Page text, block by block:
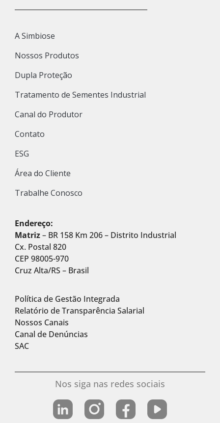
A Simbiose
Nossos Produtos
Dupla Proteção
Tratamento de Sementes Industrial
Canal do Produtor
Contato
ESG
Área do Cliente
Trabalhe Conosco
Endereço:
Matriz– BR 158 Km 206 – Distrito Industrial
Cx. Postal 820
CEP 98005-970
Cruz Alta/RS – Brasil
Política de Gestão Integrada
Relatório de Transparência Salarial
Nossos Canais
Canal de Denúncias
SAC
Nos siga nas redes sociais